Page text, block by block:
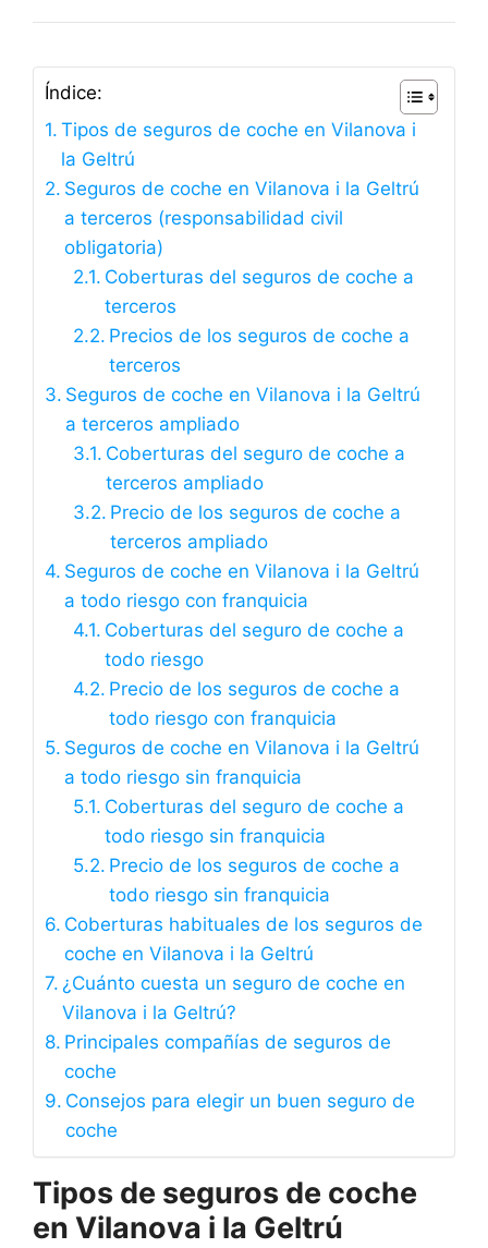
Índice:
Tipos de seguros de coche en Vilanova i
la Geltrú
Seguros de coche en Vilanova i la Geltrú
a terceros (responsabilidad civil
obligatoria)
Coberturas del seguros de coche a
terceros
Precios de los seguros de coche a
terceros
Seguros de coche en Vilanova i la Geltrú
a terceros ampliado
Coberturas del seguro de coche a
terceros ampliado
Precio de los seguros de coche a
terceros ampliado
Seguros de coche en Vilanova i la Geltrú
a todo riesgo con franquicia
Coberturas del seguro de coche a
todo riesgo
Precio de los seguros de coche a
todo riesgo con franquicia
Seguros de coche en Vilanova i la Geltrú
a todo riesgo sin franquicia
Coberturas del seguro de coche a
todo riesgo sin franquicia
Precio de los seguros de coche a
todo riesgo sin franquicia
Coberturas habituales de los seguros de
coche en Vilanova i la Geltrú
¿Cuánto cuesta un seguro de coche en
Vilanova i la Geltrú?
Principales compañías de seguros de
coche
Consejos para elegir un buen seguro de
coche
Tipos de seguros de coche
en Vilanova i la Geltrú